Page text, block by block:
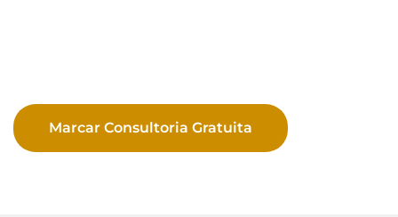
Marcar Consultoria Gratuita